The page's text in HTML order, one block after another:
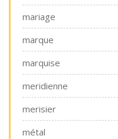
mariage
marque
marquise
meridienne
merisier
métal